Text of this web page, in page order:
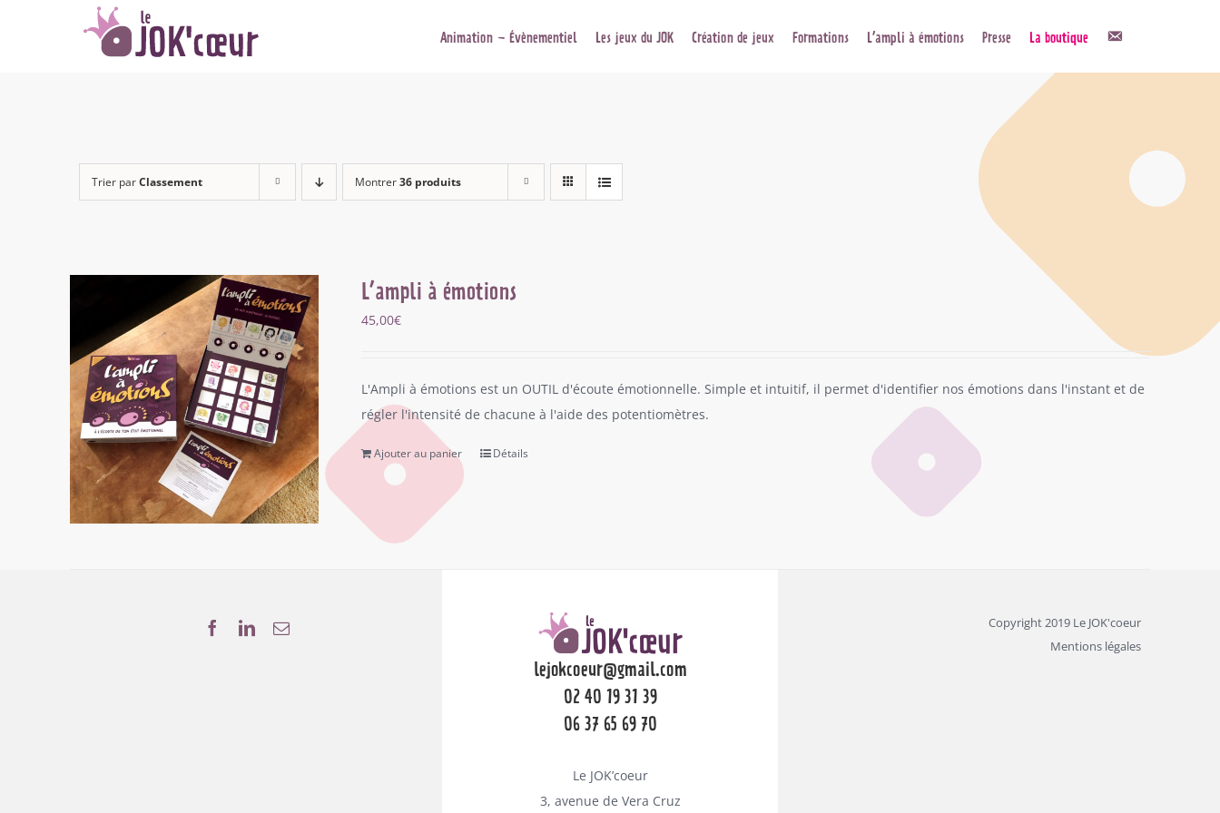
Animation – Évènementiel Les jeux du JOK Création de jeux Formations L’ampli à émotions Presse La boutique
Trier parClassement Montrer36 produits
L’ampli à émotions
45,00€
L'Ampli à émotions est un OUTIL d'écoute émotionnelle. Simple et intuitif, il permet d'identifier nos émotions dans l'instant et de
régler l'intensité de chacune à l'aide des potentiomètres.
Ajouter au panier Détails
lejokcoeur@gmail.com
02 40 19 31 39
06 37 65 69 70
Le JOK’coeur
3, avenue de Vera Cruz
Copyright 2019 Le JOK'coeur
Mentions légales